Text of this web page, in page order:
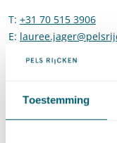
Toestemming
T: +31 70 515 3906
E:
Ga naar het